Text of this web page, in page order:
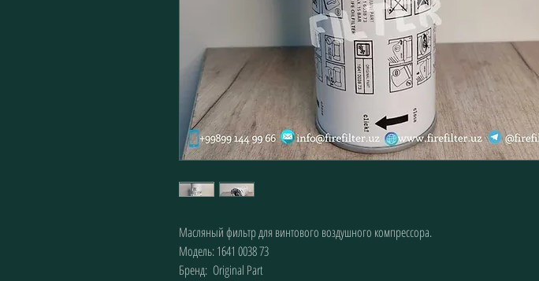
Масляный фильтр для винтового воздушного компрессора.
Модель: 1641 0038 73
Бренд:  Original Part